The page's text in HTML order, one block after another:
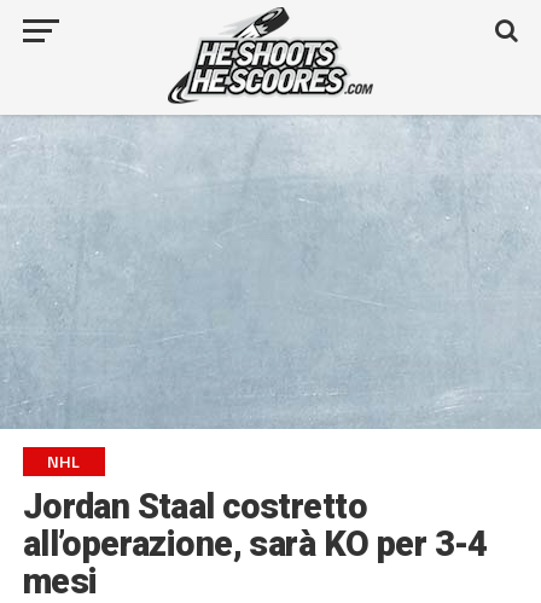
NHL
Jordan Staal costretto
all’operazione, sarà KO per 3-4
mesi